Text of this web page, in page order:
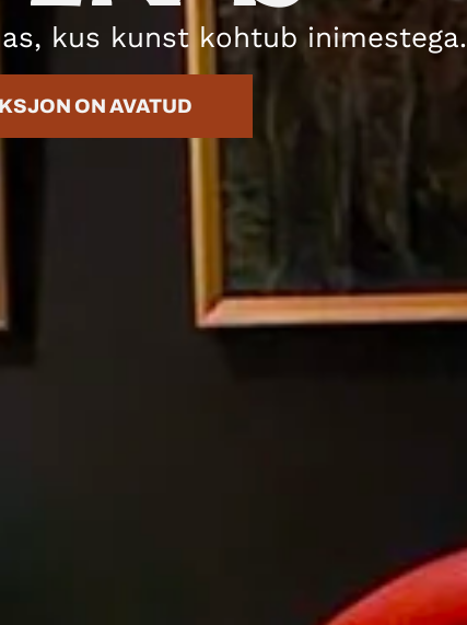
kus kunst kohtub inimestega.
ON AVATUD